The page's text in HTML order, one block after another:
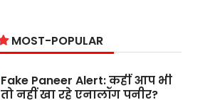
MOST-POPULAR
Fake Paneer Alert: कहीं आप भी
तो नहीं खा रहे एनालॉग पनीर?